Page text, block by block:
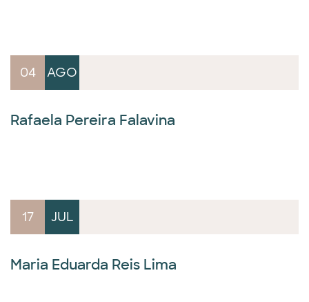
04 AGO
Rafaela Pereira Falavina
17 JUL
Maria Eduarda Reis Lima